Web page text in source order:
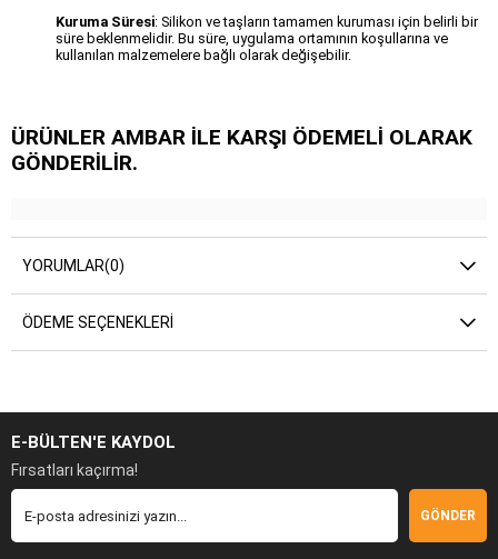
Kuruma Süresi: Silikon ve taşların tamamen kuruması için belirli bir
süre beklenmelidir. Bu süre, uygulama ortamının koşullarına ve
kullanılan malzemelere bağlı olarak değişebilir.
ÜRÜNLER AMBAR İLE KARŞI ÖDEMELİ OLARAK
GÖNDERİLİR.
YORUMLAR(0)
ÖDEME SEÇENEKLERI
E-BÜLTEN'E KAYDOL
Fırsatları kaçırma!
GÖNDER